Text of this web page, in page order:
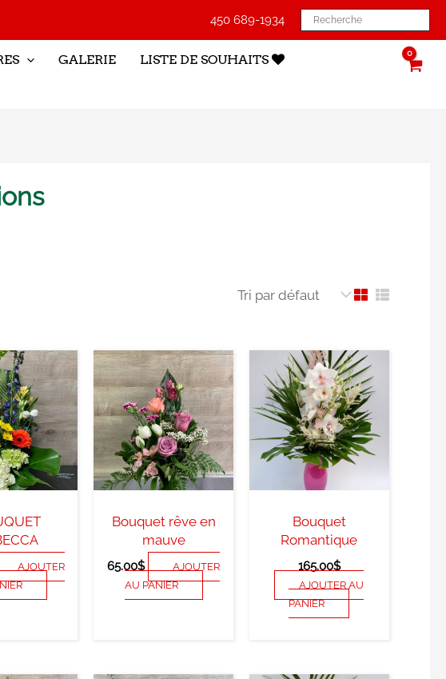
450 689-1934
GALERIE
LISTE DE SOUHAITS
AJOUTER
Bouquet rêve en
mauve
65.00$
AJOUTER
AU PANIER
Bouquet
Romantique
165.00$
AJOUTER AU
PANIER